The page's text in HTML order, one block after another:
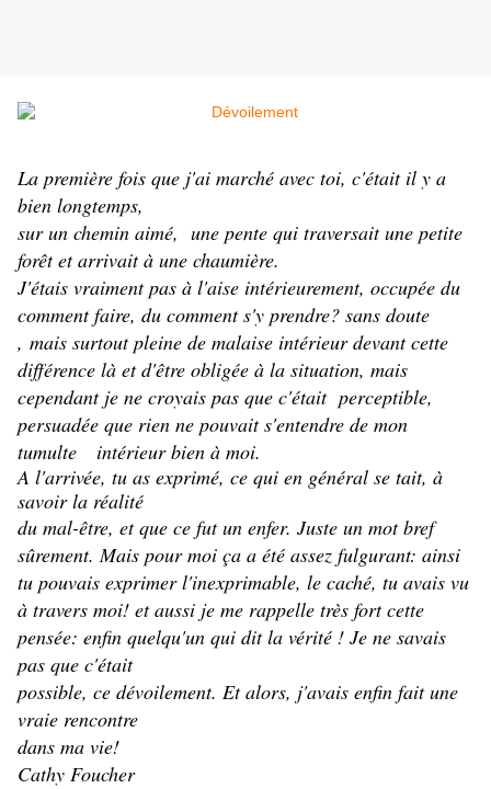
La première fois que j'ai marché avec toi, c'était il y a
bien longtemps,
sur un chemin aimé, une pente qui traversait une petite
forêt et arrivait à une chaumière.
J'étais vraiment pas à l'aise intérieurement, occupée du
comment faire, du comment s'y prendre? sans doute
, mais surtout pleine de malaise intérieur devant cette
différence là et d'être obligée à la situation, mais
cependant je ne croyais pas que c'était perceptible,
persuadée que rien ne pouvait s'entendre de mon
tumulte intérieur bien à moi.
A l'arrivée, tu as exprimé, ce qui en général se tait, à
savoir la réalité
du mal-être, et que ce fut un enfer. Juste un mot bref
sûrement. Mais pour moi ça a été assez fulgurant: ainsi
tu pouvais exprimer l'inexprimable, le caché, tu avais vu
à travers moi! et aussi je me rappelle très fort cette
pensée: enfin quelqu'un qui dit la vérité ! Je ne savais
pas que c'était
possible, ce dévoilement. Et alors, j'avais enfin fait une
vraie rencontre
dans ma vie!
Cathy Foucher